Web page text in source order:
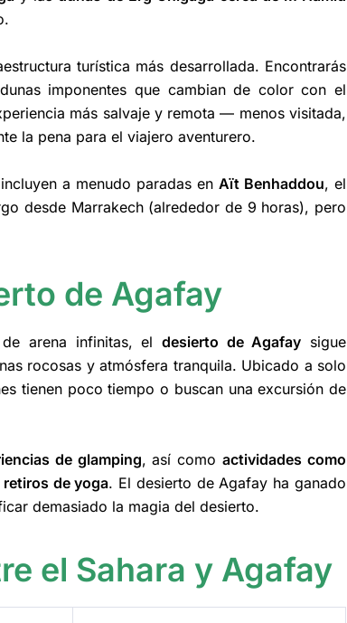
turística más desarrollada. Encontrarás
imponentes que cambian de color con el
más salvaje y remota — menos visitada,
la pena para el viajero aventurero.
a menudo paradas enAït Benhaddou, el
desde Marrakech (alrededor de 9 horas), pero
de Agafay
arena infinitas, el desierto de Agafay sigue
rocosas y atmósfera tranquila. Ubicado a solo
tienen poco tiempo o buscan una excursión de
de glamping, así comoactividades como
retiros de yoga. El desierto de Agafay ha ganado
demasiado la magia del desierto.
el Sahara y Agafay